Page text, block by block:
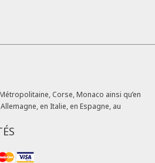
Corse, Monaco ainsi qu’en
en Italie, en Espagne, au